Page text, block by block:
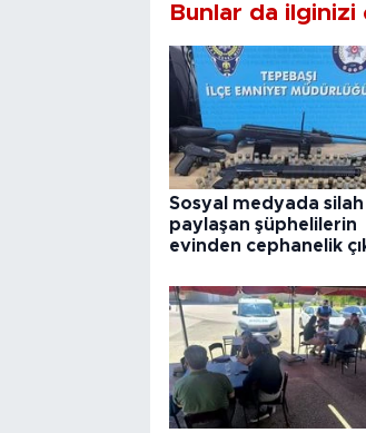
Bunlar da ilginizi
Sosyal medyada silah
paylaşan şüphelilerin
evinden cephanelik